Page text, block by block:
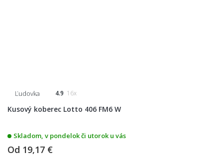
Ľudovka 4.9 16x
Kusový koberec Lotto 406 FM6 W
Skladom, v pondelok či utorok u vás
Od 19,17 €